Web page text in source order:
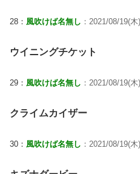
28： 風吹けば名無し ：2021/08/19(
ウイニングチケット
29： 風吹けば名無し ：2021/08/19(
クライムカイザー
30： 風吹けば名無し ：2021/08/19(